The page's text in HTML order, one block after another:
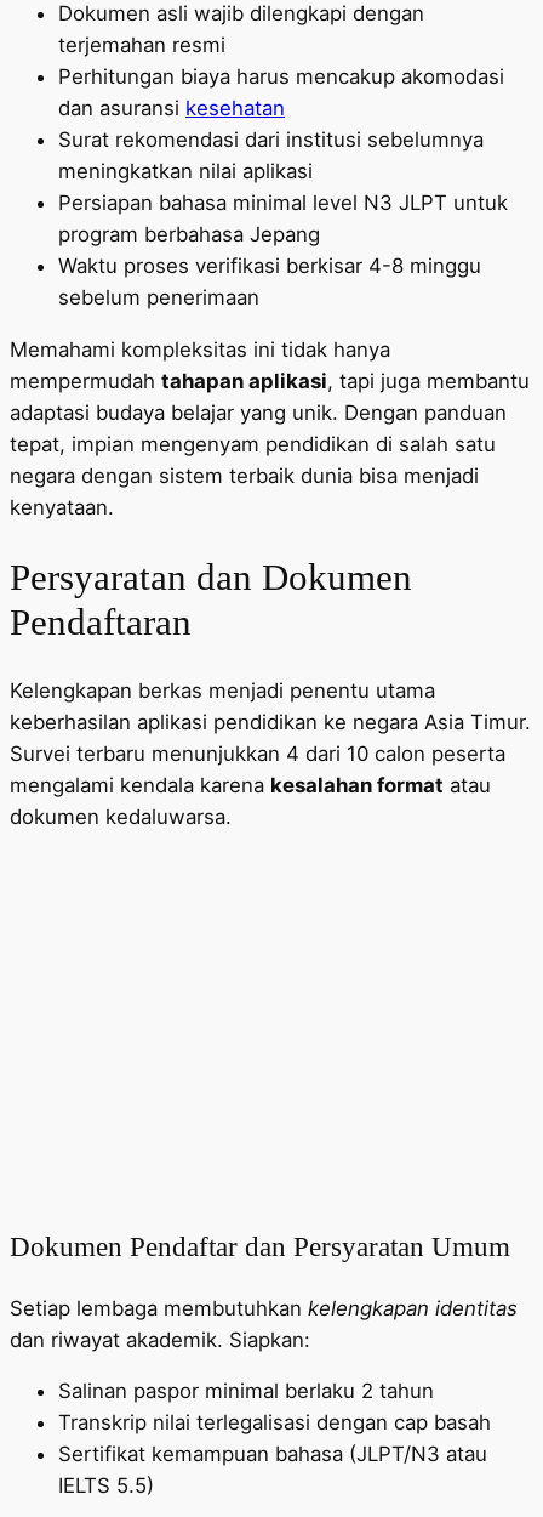
Dokumen asli wajib dilengkapi dengan
terjemahan resmi
Perhitungan biaya harus mencakup akomodasi
dan asuransi kesehatan
Surat rekomendasi dari institusi sebelumnya
meningkatkan nilai aplikasi
Persiapan bahasa minimal level N3 JLPT untuk
program berbahasa Jepang
Waktu proses verifikasi berkisar 4-8 minggu
sebelum penerimaan
Memahami kompleksitas ini tidak hanya
mempermudah tahapan aplikasi, tapi juga membantu
adaptasi budaya belajar yang unik. Dengan panduan
tepat, impian mengenyam pendidikan di salah satu
negara dengan sistem terbaik dunia bisa menjadi
kenyataan.
Persyaratan dan Dokumen
Pendaftaran
Kelengkapan berkas menjadi penentu utama
keberhasilan aplikasi pendidikan ke negara Asia Timur.
Survei terbaru menunjukkan 4 dari 10 calon peserta
mengalami kendala karena kesalahan format atau
dokumen kedaluwarsa.
Dokumen Pendaftar dan Persyaratan Umum
Setiap lembaga membutuhkan kelengkapan identitas
dan riwayat akademik. Siapkan:
Salinan paspor minimal berlaku 2 tahun
Transkrip nilai terlegalisasi dengan cap basah
Sertifikat kemampuan bahasa (JLPT/N3 atau
IELTS 5.5)